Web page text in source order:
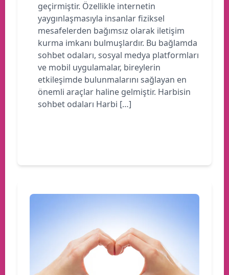
geçirmiştir. Özellikle internetin
yaygınlaşmasıyla insanlar fiziksel
mesafelerden bağımsız olarak iletişim
kurma imkanı bulmuşlardır. Bu bağlamda
sohbet odaları, sosyal medya platformları
ve mobil uygulamalar, bireylerin
etkileşimde bulunmalarını sağlayan en
önemli araçlar haline gelmiştir. Harbisin
sohbet odaları Harbi […]